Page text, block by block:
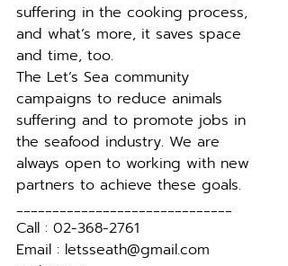
suffering in the cooking process,
and what’s more, it saves space
and time, too.
The Let’s Sea community
campaigns to reduce animals
suffering and to promote jobs in
the seafood industry. We are
always open to working with new
partners to achieve these goals.
______________________________
Call : 02-368-2761
Email : letsseath@gmail.com